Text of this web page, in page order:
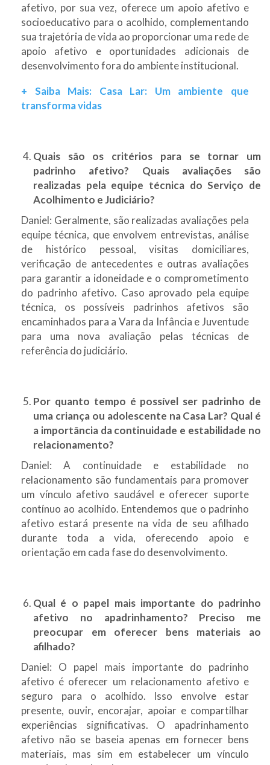
afetivo, por sua vez, oferece um apoio afetivo e
socioeducativo para o acolhido, complementando
sua trajetória de vida ao proporcionar uma rede de
apoio afetivo e oportunidades adicionais de
desenvolvimento fora do ambiente institucional.
+ Saiba Mais: Casa Lar: Um ambiente que
transforma vidas
Quais são os critérios para se tornar um
padrinho afetivo? Quais avaliações são
realizadas pela equipe técnica do Serviço de
Acolhimento e Judiciário?
Daniel: Geralmente, são realizadas avaliações pela
equipe técnica, que envolvem entrevistas, análise
de histórico pessoal, visitas domiciliares,
verificação de antecedentes e outras avaliações
para garantir a idoneidade e o comprometimento
do padrinho afetivo. Caso aprovado pela equipe
técnica, os possíveis padrinhos afetivos são
encaminhados para a Vara da Infância e Juventude
para uma nova avaliação pelas técnicas de
referência do judiciário.
Por quanto tempo é possível ser padrinho de
uma criança ou adolescente na Casa Lar? Qual é
a importância da continuidade e estabilidade no
relacionamento?
Daniel: A continuidade e estabilidade no
relacionamento são fundamentais para promover
um vínculo afetivo saudável e oferecer suporte
contínuo ao acolhido. Entendemos que o padrinho
afetivo estará presente na vida de seu afilhado
durante toda a vida, oferecendo apoio e
orientação em cada fase do desenvolvimento.
Qual é o papel mais importante do padrinho
afetivo no apadrinhamento? Preciso me
preocupar em oferecer bens materiais ao
afilhado?
Daniel: O papel mais importante do padrinho
afetivo é oferecer um relacionamento afetivo e
seguro para o acolhido. Isso envolve estar
presente, ouvir, encorajar, apoiar e compartilhar
experiências significativas. O apadrinhamento
afetivo não se baseia apenas em fornecer bens
materiais, mas sim em estabelecer um vínculo